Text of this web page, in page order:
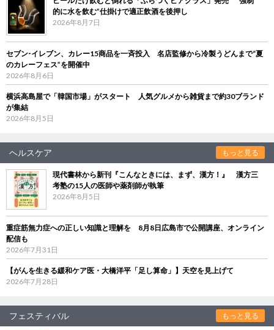
的に水を飲む”仕掛けで適正飲酒を後押し
2026年8月7日
セブン‐イレブン、カレー15商品を一斉投入 名店監修から冷製うどんまで“夏
のカレーフェス”を開催中
2026年8月6日
横浜高島屋で「韓国市場」がスタート 人気グルメから雑貨まで約30ブランド
が集結
2026年8月5日
ヘルスケア もっと見る
現代書林から新刊『こんなときには、まず、漢方！』 漢方三
考塾の15人の医師や薬剤師が執筆
2026年8月5日
重症筋無力症への正しい知識と理解を 8月8日広島市で公開講座、オンライン
配信も
2026年7月31日
【がんを生きる緩和ケア医・大橋洋平「足し算命」】天空を見上げて
2026年7月28日
フェスティバル もっと見る